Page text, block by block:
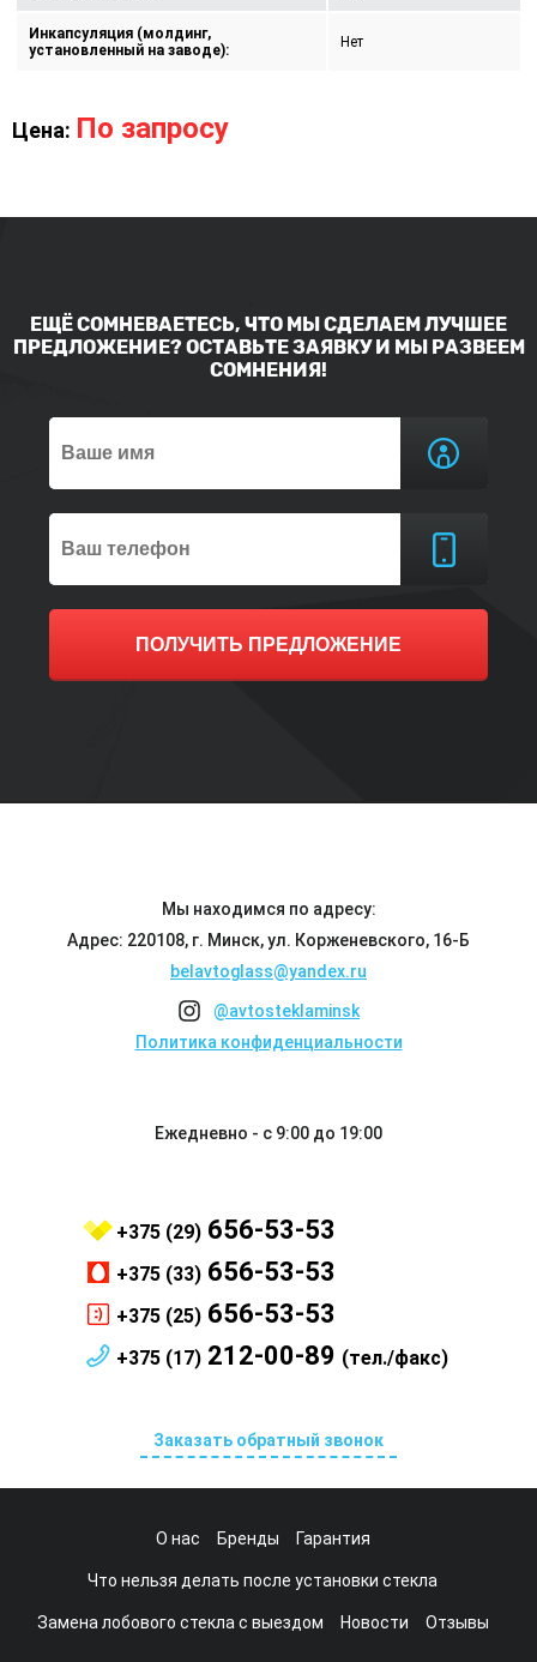
Инкапсуляция (молдинг,
установленный на заводе):
Нет
Цена: По запросу
ЕЩЁ СОМНЕВАЕТЕСЬ, ЧТО МЫ СДЕЛАЕМ ЛУЧШЕЕ
ПРЕДЛОЖЕНИЕ? ОСТАВЬТЕ ЗАЯВКУ И МЫ РАЗВЕЕМ
СОМНЕНИЯ!
ПОЛУЧИТЬ ПРЕДЛОЖЕНИЕ
Мы находимся по адресу:
Адрес: 220108, г. Минск, ул. Корженевского, 16-Б
belavtoglass@yandex.ru
@avtosteklaminsk
Политика конфиденциальности
Ежедневно - с 9:00 до 19:00
+375 (29) 656-53-53
+375 (33) 656-53-53
+375 (25) 656-53-53
+375 (17) 212-00-89 (тел./факс)
Заказать обратный звонок
О нас Бренды Гарантия
Что нельзя делать после установки стекла
Замена лобового стекла с выездом Новости Отзывы